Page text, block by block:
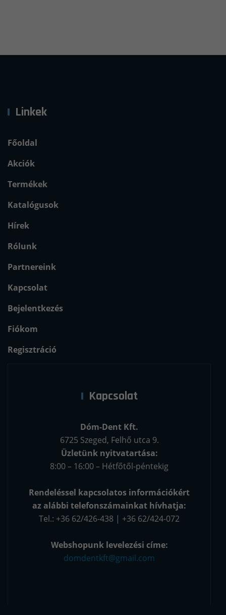
Linkek
Főoldal
Akciók
Termékek
Katalógusok
Hírek
Rólunk
Partnereink
Kapcsolat
Bejelentkezés
Fiókom
Regisztráció
Kapcsolat
Dóm-Dent Kft.
6725 Szeged, Felhő utca 9.
Üzletünk nyitvatartása:
8:00 – 16:00 – Hétfőtől-péntekig
Rendeléssel kapcsolatos információkért
az alábbi telefonszámainkat hívhatja:
Tel.: +36 62/426-438 | +36 62/424-072
Webshopunk levelezési címe:
domdentkft@gmail.com